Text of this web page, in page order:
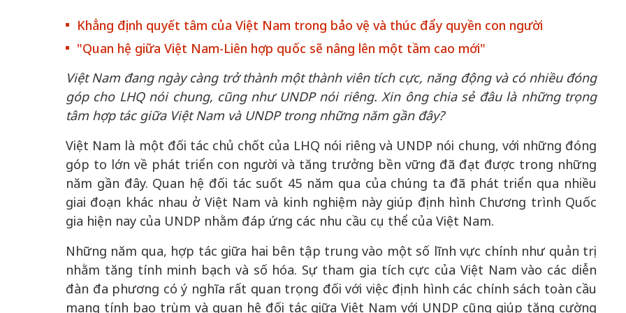
Khẳng định quyết tâm của Việt Nam trong bảo vệ và thúc đẩy quyền con người
"Quan hệ giữa Việt Nam-Liên hợp quốc sẽ nâng lên một tầm cao mới"
Việt Nam đang ngày càng trở thành một thành viên tích cực, năng động và có nhiều đóng
góp cho LHQ nói chung, cũng như UNDP nói riêng. Xin ông chia sẻ đâu là những trọng
tâm hợp tác giữa Việt Nam và UNDP trong những năm gần đây?
Việt Nam là một đối tác chủ chốt của LHQ nói riêng và UNDP nói chung, với những đóng
góp to lớn về phát triển con người và tăng trưởng bền vững đã đạt được trong những
năm gần đây. Quan hệ đối tác suốt 45 năm qua của chúng ta đã phát triển qua nhiều
giai đoạn khác nhau ở Việt Nam và kinh nghiệm này giúp định hình Chương trình Quốc
gia hiện nay của UNDP nhằm đáp ứng các nhu cầu cụ thể của Việt Nam.
Những năm qua, hợp tác giữa hai bên tập trung vào một số lĩnh vực chính như quản trị
nhằm tăng tính minh bạch và số hóa. Sự tham gia tích cực của Việt Nam vào các diễn
đàn đa phương có ý nghĩa rất quan trọng đối với việc định hình các chính sách toàn cầu
mang tính bao trùm và quan hệ đối tác giữa Việt Nam với UNDP cũng giúp tăng cường
Hà Nội vững bước vào
không gian phát triển
mới - Kỳ 5: Thủ đô qua
lăng kính số hóa
50 năm Việt Nam gia
nhập UNESCO: Khơi
nguồn nội lực văn hóa,
định hình vị thế kiến
tạo | Kỳ 4: Sáng kiến
làm nên diện mạo mới
50 năm Việt Nam gia
nhập UNESCO: Khơi
định hình vị thế kiến
tạo | Kỳ 3: Hội nhập
quốc tế bằng bản lĩnh
Việt Nam
50 năm Việt
nhập
tạo | Kỳ 1:
hòa bình thể
quyết định